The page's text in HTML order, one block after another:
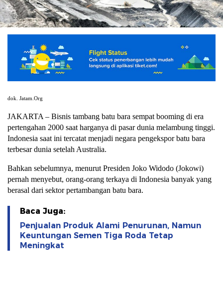
dok. Jatam.Org
JAKARTA – Bisnis tambang batu bara sempat booming di era
pertengahan 2000 saat harganya di pasar dunia melambung tinggi.
Indonesia saat ini tercatat menjadi negara pengekspor batu bara
terbesar dunia setelah Australia.
Bahkan sebelumnya, menurut Presiden Joko Widodo (Jokowi)
pernah menyebut, orang-orang terkaya di Indonesia banyak yang
berasal dari sektor pertambangan batu bara.
Baca Juga:
Penjualan Produk Alami Penurunan, Namun
Keuntungan Semen Tiga Roda Tetap
Meningkat